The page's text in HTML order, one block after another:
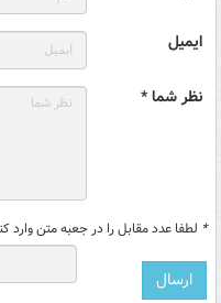
ایمیل
نظر شما *
* لطفا عدد مقابل را در جعبه متن وارد